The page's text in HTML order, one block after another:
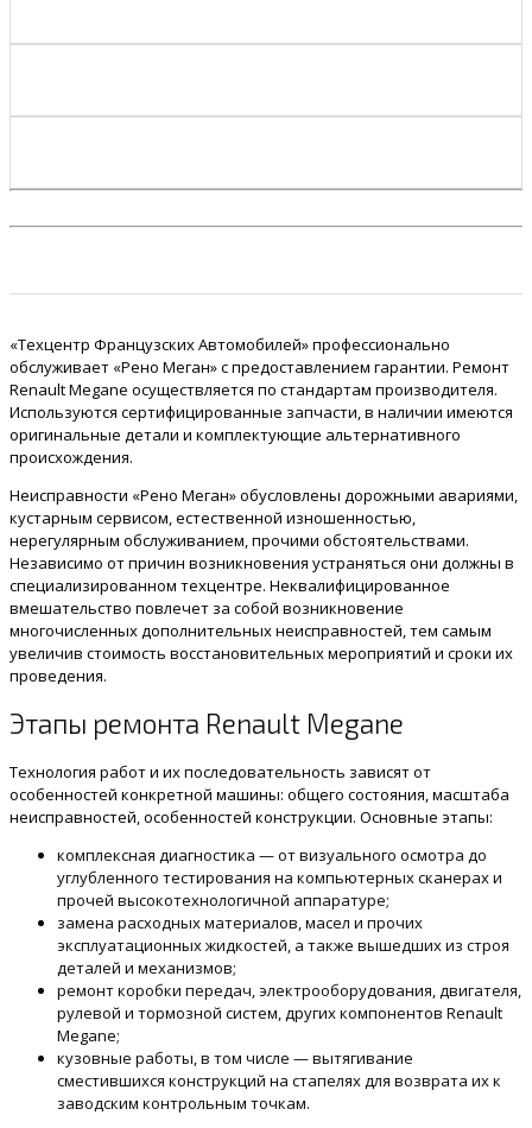
«Техцентр Французских Автомобилей» профессионально
обслуживает «Рено Меган» с предоставлением гарантии. Ремонт
Renault Megane осуществляется по стандартам производителя.
Используются сертифицированные запчасти, в наличии имеются
оригинальные детали и комплектующие альтернативного
происхождения.
Неисправности «Рено Меган» обусловлены дорожными авариями,
кустарным сервисом, естественной изношенностью,
нерегулярным обслуживанием, прочими обстоятельствами.
Независимо от причин возникновения устраняться они должны в
специализированном техцентре. Неквалифицированное
вмешательство повлечет за собой возникновение
многочисленных дополнительных неисправностей, тем самым
увеличив стоимость восстановительных мероприятий и сроки их
проведения.
Этапы ремонта Renault Megane
Технология работ и их последовательность зависят от
особенностей конкретной машины: общего состояния, масштаба
неисправностей, особенностей конструкции. Основные этапы:
комплексная диагностика — от визуального осмотра до
углубленного тестирования на компьютерных сканерах и
прочей высокотехнологичной аппаратуре;
замена расходных материалов, масел и прочих
эксплуатационных жидкостей, а также вышедших из строя
деталей и механизмов;
ремонт коробки передач, электрооборудования, двигателя,
рулевой и тормозной систем, других компонентов Renault
Megane;
кузовные работы, в том числе — вытягивание
сместившихся конструкций на стапелях для возврата их к
заводским контрольным точкам.